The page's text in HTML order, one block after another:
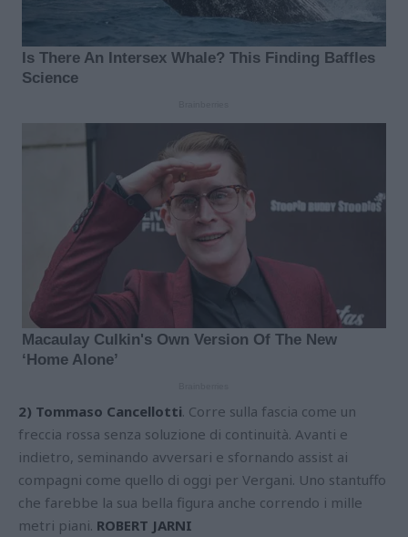
2) Tommaso Cancellotti. Corre sulla fascia come un
freccia rossa senza soluzione di continuità. Avanti e
indietro, seminando avversari e sfornando assist ai
compagni come quello di oggi per Vergani. Uno stantuffo
che farebbe la sua bella figura anche correndo i mille
metri piani. ROBERT JARNI